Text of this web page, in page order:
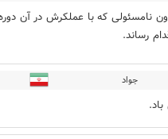
نامسئولی که با عملکرش در آن
رساند.
جواد